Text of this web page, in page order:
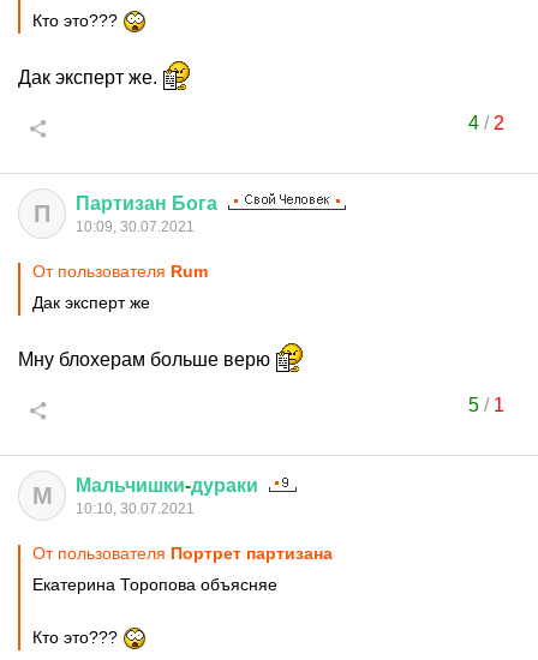
Кто это???
Дак эксперт же.
4/ 2
П Партизан Бога
10:09, 30.07.2021
От пользователя Rum
Дак эксперт же
Мну блохерам больше верю
5/ 1
М Мальчишки-дураки
10:10, 30.07.2021
От пользователя Портрет партизана
Екатерина Торопова объясняе
Кто это???